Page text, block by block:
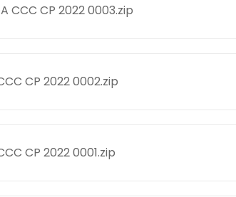
CCC CP 2022 0003.zip
CP 2022 0002.zip
CP 2022 0001.zip